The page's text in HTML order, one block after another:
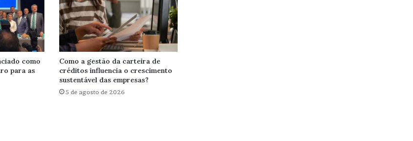
como
para as
Como a gestão da carteira de
créditos influencia o crescimento
sustentável das empresas?
5 de agosto de 2026